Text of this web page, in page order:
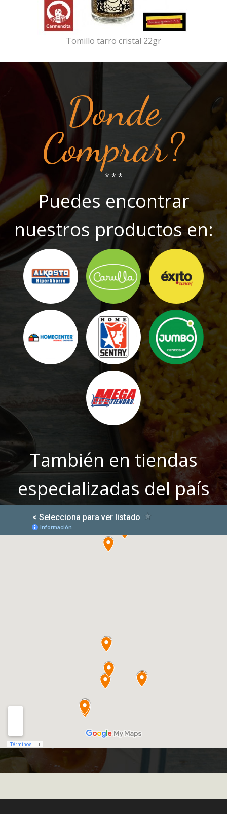
Tomillo tarro cristal 22gr
Donde
Comprar?
* * *
Puedes encontrar
nuestros productos en:
También en tiendas
especializadas del país